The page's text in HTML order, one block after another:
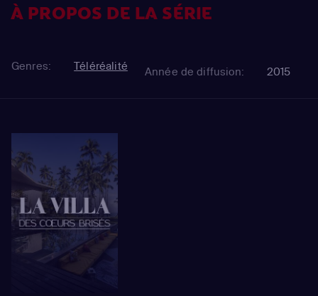
À PROPOS DE LA SÉRIE
Genres: Téléréalité Année de diffusion: 2015